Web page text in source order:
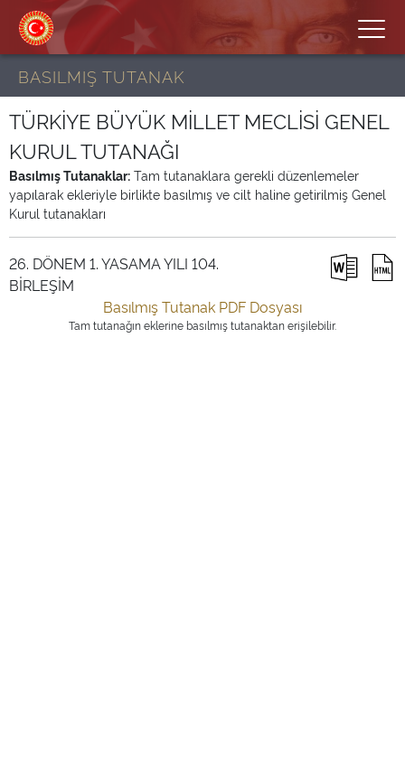
BASILMIŞ TUTANAK
TÜRKİYE BÜYÜK MİLLET MECLİSİ GENEL
KURUL TUTANAĞI
Basılmış Tutanaklar: Tam tutanaklara gerekli düzenlemeler
yapılarak ekleriyle birlikte basılmış ve cilt haline getirilmiş Genel
Kurul tutanakları
26. DÖNEM 1. YASAMA YILI 104.
BİRLEŞİM
Basılmış Tutanak PDF Dosyası
Tam tutanağın eklerine basılmış tutanaktan erişilebilir.